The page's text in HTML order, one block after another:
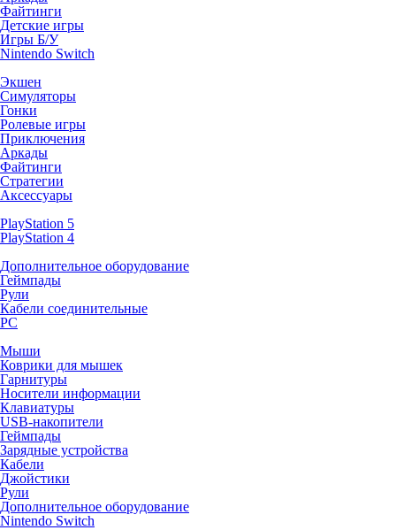
Файтинги
Детские игры
Игры Б/У
Nintendo Switch
Экшен
Симуляторы
Гонки
Ролевые игры
Приключения
Аркады
Файтинги
Стратегии
Аксессуары
PlayStation 5
PlayStation 4
Дополнительное оборудование
Геймпады
Рули
Кабели соединительные
PC
Мыши
Коврики для мышек
Гарнитуры
Носители информации
Клавиатуры
USB-накопители
Геймпады
Зарядные устройства
Кабели
Джойстики
Рули
Дополнительное оборудование
Nintendo Switch